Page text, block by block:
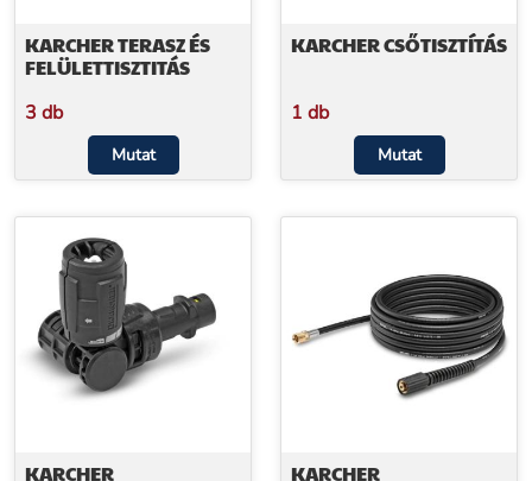
KARCHER TERASZ ÉS
FELÜLETTISZTITÁS
3 db
Mutat
KARCHER CSŐTISZTÍTÁS
1 db
Mutat
KARCHER
KARCHER